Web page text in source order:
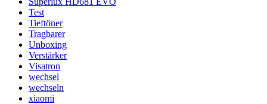
Test
Tieftöner
Tragbarer
Unboxing
Verstärker
Visatron
wechsel
wechseln
xiaomi